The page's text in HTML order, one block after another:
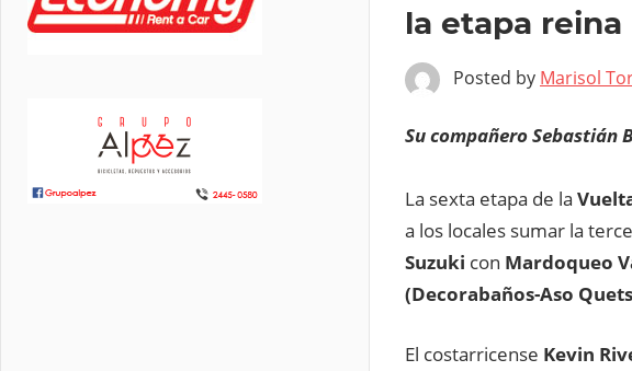
la etapa reina
Posted by Marisol
Su compañero Sebastián
La sexta etapa de la
a los locales sumar la
Suzuki con Mardoqueo
(Decorabaños-Aso
El costarricense Kevin